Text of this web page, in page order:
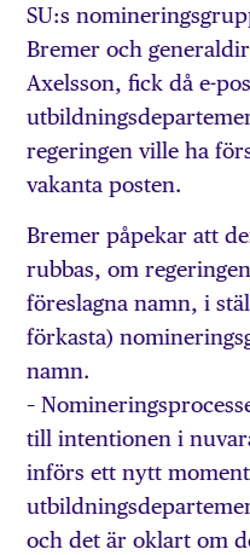
SU:s
Bremer och
Axelsson, fick då e-
regeringen ville ha
vakanta posten.
Bremer påpekar att
rubbas, om
föreslagna namn, i
förkasta)
namn.
–
till intentionen i
införs ett nytt
och det är oklart om